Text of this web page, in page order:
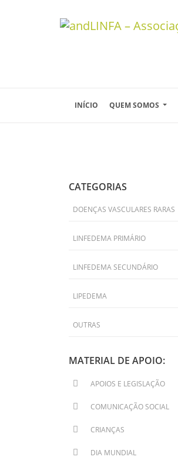
INÍCIO QUEM SOMOS
CATEGORIAS
DOENÇAS VASCULARES RARAS
LINFEDEMA PRIMÁRIO
LINFEDEMA SECUNDÁRIO
LIPEDEMA
OUTRAS
MATERIAL DE APOIO:
APOIOS E LEGISLAÇÃO
COMUNICAÇÃO SOCIAL
CRIANÇAS
DIA MUNDIAL